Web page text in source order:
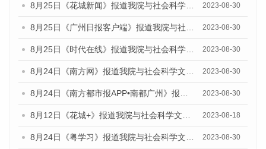
8月25日《花城新闻》报道我院与社会科学文献出版社联合发布《广州蓝皮书：广州文化产业发展报告（2023）》的媒体文章 2023-08-30
8月25日《广州日报客户端》报道我院与社会科学文献出版社联合发布《广州蓝皮书：广州文化产业发展报告（2023）》的媒体文章 2023-08-30
8月25日《时代在线》报道我院与社会科学文献出版社联合发布《广州蓝皮书：广州文化产业发展报告（2023）》的媒体文章 2023-08-30
8月24日《南方网》报道我院与社会科学文献出版社联合发布《广州蓝皮书：广州文化产业发展报告（2023）》的媒体文章 2023-08-30
8月24日《南方都市报APP•南都广州》报道我院与社会科学文献出版社联合发布《广州蓝皮书：广州文化产业发展报告（2023）》的媒体文章 2023-08-30
8月12日《花城+》报道我院与社会科学文献出版社联合发布的《广州蓝皮书：广州社会发展报告（2023）》视频采访 2023-08-18
8月24日《粤学习》报道我院与社会科学文献出版社联合发布《广州蓝皮书：广州文化产业发展报告（2023）》的媒体文章 2023-08-30